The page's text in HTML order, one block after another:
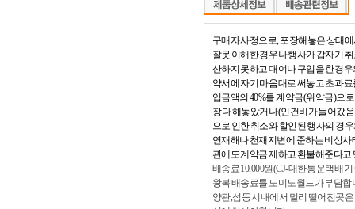
구매자 사정으로, 포장해놓은 상태
잘못 이해한 경우나 행사가 갑자기
산하지 못하고 대여나 구입을 한경
약서에 자기 마음대로 써놓고 초과
입금액의 40%를 계약금(위약금)으
장 다 해놓았거나(인건비가 들어갔
으로 인한 취소와 할인된 행사의 경
연재해나 천재지변에 준하는 비상
관에도 계약금 제하고 환불해준다
배송료 10,000원(CJ-대한통운택배
왕복 배송료를 도미노월드가 부담
양관,섬등 시내에서 멀리 떨어진곳